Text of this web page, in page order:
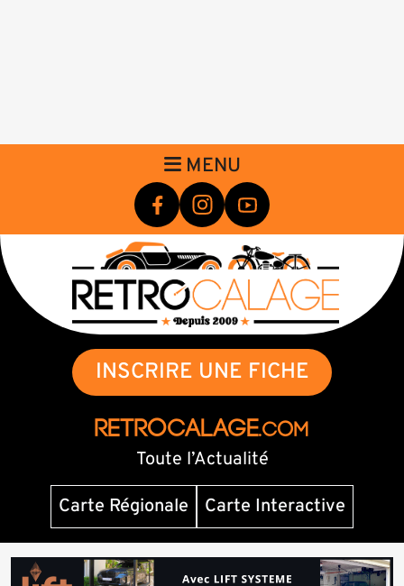
MENU
INSCRIRE UNE FICHE
RETROCALAGE.com
Toute l’Actualité
Carte Régionale
Carte Interactive